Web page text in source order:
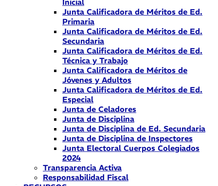
Inicial
Junta Calificadora de Méritos de Ed.
Primaria
Junta Calificadora de Méritos de Ed.
Secundaria
Junta Calificadora de Méritos de Ed.
Técnica y Trabajo
Junta Calificadora de Méritos de
Jóvenes y Adultos
Junta Calificadora de Méritos de Ed.
Especial
Junta de Celadores
Junta de Disciplina
Junta de Disciplina de Ed. Secundaria
Junta de Disciplina de Inspectores
Junta Electoral Cuerpos Colegiados
2024
Transparencia Activa
Responsabilidad Fiscal